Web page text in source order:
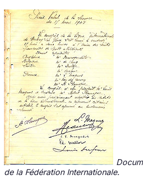
de la Fédération Internationale.